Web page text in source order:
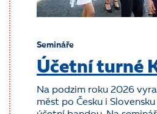
Semináře
Účetní turné
Na podzim roku 2026
měst po Česku i Slovensku